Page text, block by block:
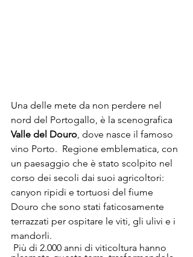
Una delle mete da non perdere nel
nord del Portogallo, è la scenografica
Valle del Douro , dove nasce il famoso
vino Porto.  Regione emblematica, con
un paesaggio che è stato scolpito nel
corso dei secoli dai suoi agricoltori:
canyon ripidi e tortuosi del fiume
Douro che sono stati faticosamente
terrazzati per ospitare le viti, gli ulivi e i
mandorli.